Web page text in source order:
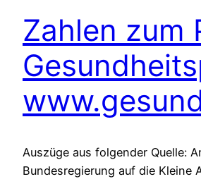
Zahlen zum
Auszüge aus folgender Quelle:
Bundesregierung auf die Kleine